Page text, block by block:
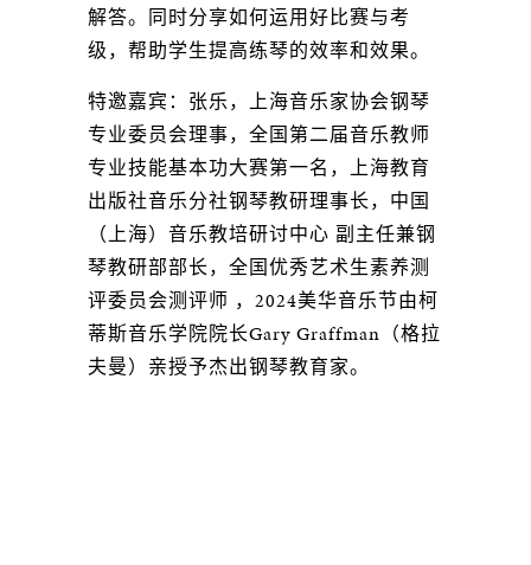
解答。同时分享如何运用好比赛与考
级，帮助学生提高练琴的效率和效果。
特邀嘉宾：张乐，上海音乐家协会钢琴
专业委员会理事，全国第二届音乐教师
专业技能基本功大赛第一名，上海教育
出版社音乐分社钢琴教研理事长，中国
（上海）音乐教培研讨中心 副主任兼钢
琴教研部部长，全国优秀艺术生素养测
评委员会测评师 ，2024美华音乐节由柯
蒂斯音乐学院院长Gary Graffman（格拉
夫曼）亲授予杰出钢琴教育家。